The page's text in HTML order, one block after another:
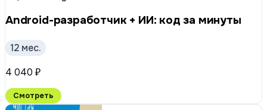
Android-разработчик + ИИ: код за минуты
12 мес.
4 040 ₽
Смотреть